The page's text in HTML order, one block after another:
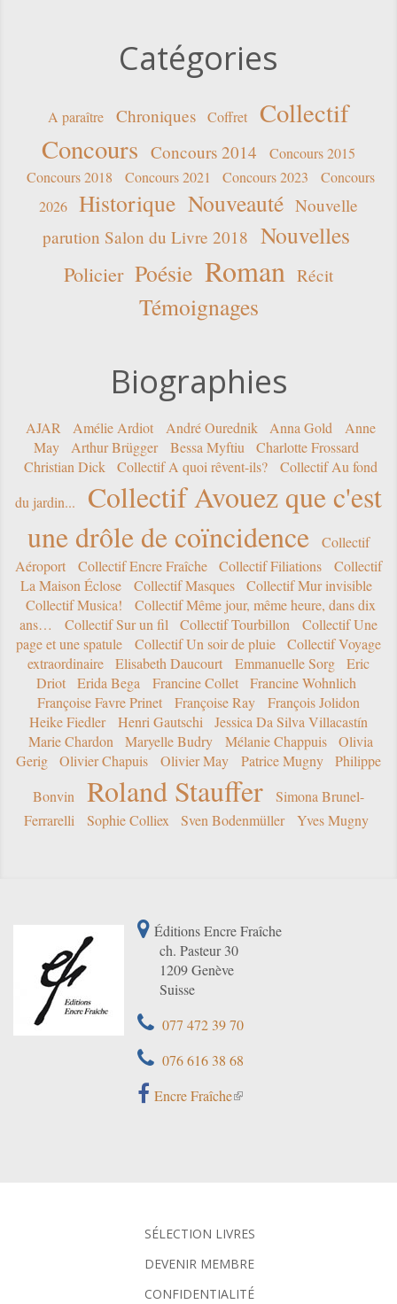
Catégories
A paraître Chroniques Coffret
Collectif
Concours Concours 2014
Concours 2015
Concours 2018
Concours 2021 Concours 2023
Concours
2026
Historique Nouveauté Nouvelle
parution Salon du Livre 2018 Nouvelles
Policier Poésie Roman Récit
Témoignages
Biographies
AJAR Amélie Ardiot André Ourednik Anna Gold
Anne
May
Arthur Brügger Bessa Myftiu
Charlotte Frossard
Christian Dick
Collectif A quoi rêvent-ils?
Collectif Au fond
du jardin...
Collectif Avouez que c'est
une drôle de coïncidence
Collectif
Aéroport
Collectif Encre Fraîche Collectif Filiations
Collectif
La Maison Éclose
Collectif Masques
Collectif Mur invisible
Collectif Musica!
Collectif Même jour, même heure, dans dix
ans…
Collectif Sur un fil Collectif Tourbillon
Collectif Une
page et une spatule
Collectif Un soir de pluie
Collectif Voyage
extraordinaire
Elisabeth Daucourt Emmanuelle Sorg
Eric
Driot
Erida Bega Francine Collet
Francine Wohnlich
Françoise Favre Prinet
Françoise Ray
François Jolidon
Heike Fiedler
Henri Gautschi
Jessica Da Silva Villacastín
Marie Chardon
Maryelle Budry Mélanie Chappuis
Olivia
Gerig
Olivier Chapuis Olivier May Patrice Mugny
Philippe
Bonvin
Roland Stauffer
Simona Brunel-
Ferrarelli
Sophie Colliex Sven Bodenmüller Yves Mugny
Éditions Encre Fraîche
ch. Pasteur 30
1209 Genève
Suisse
077 472 39 70
076 616 38 68
Encre Fraîche
SÉLECTION LIVRES
DEVENIR MEMBRE
CONFIDENTIALITÉ